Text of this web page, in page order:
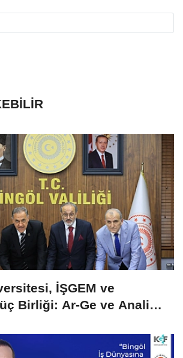
İŞGEM ve
Birliği: Ar-Ge ve Analiz